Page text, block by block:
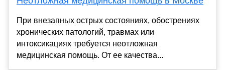
При внезапных острых состояниях, обострениях
хронических патологий, травмах или
интоксикациях требуется неотложная
медицинская помощь. От ее качества...